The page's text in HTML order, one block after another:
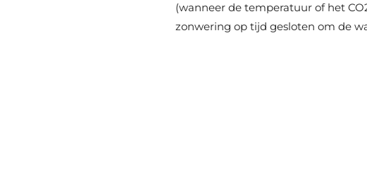
(wanneer de temperatuur of het
zonwering op tijd gesloten om de